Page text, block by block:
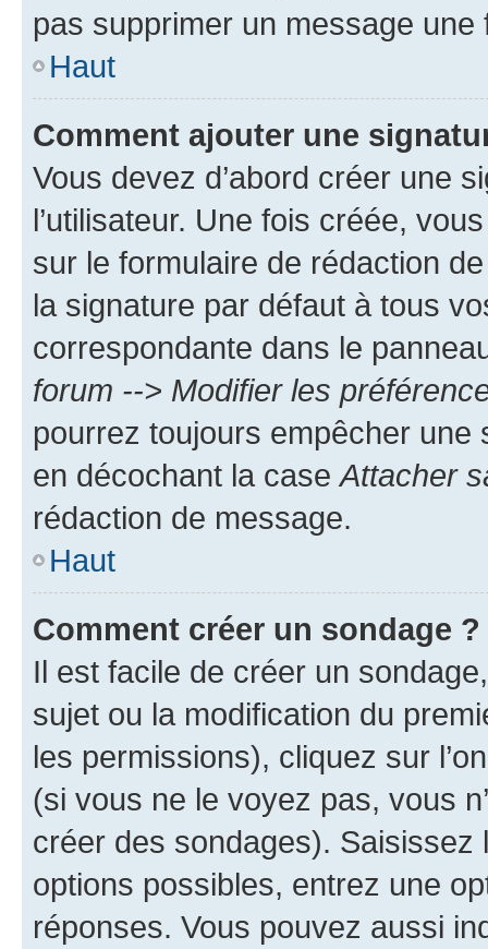
pas supprimer un message une
Haut
Comment ajouter une
Vous devez d’abord créer une
l’utilisateur. Une fois créée,
sur le formulaire de rédaction
la signature par défaut à tous
correspondante dans le
forum --> Modifier les
pourrez toujours empêcher une
en décochant la case Attacher
rédaction de message.
Haut
Comment créer un sondage ?
Il est facile de créer un
sujet ou la modification du
les permissions), cliquez sur
(si vous ne le voyez pas, vous
créer des sondages).
options possibles, entrez une
réponses. Vous pouvez aussi